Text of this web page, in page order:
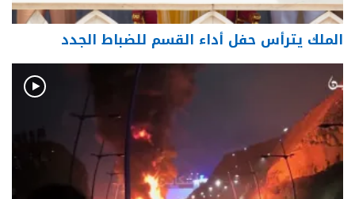
الملك يترأس حفل أداء القسم للضباط الجدد